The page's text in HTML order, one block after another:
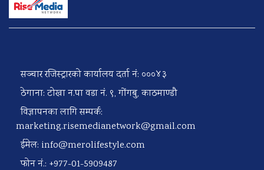
सञ्चार रजिस्ट्रारको कार्यालय दर्ता नं: ०००४३
ठेगाना: टोखा न.पा वडा नं. ९, गोंगबु, काठमाण्डौ
विज्ञापनका लागि सम्पर्क:
marketing.risemedianetwork@gmail.com
ईमेल: info@merolifestyle.com
फोन नं.: +977-01-5909487